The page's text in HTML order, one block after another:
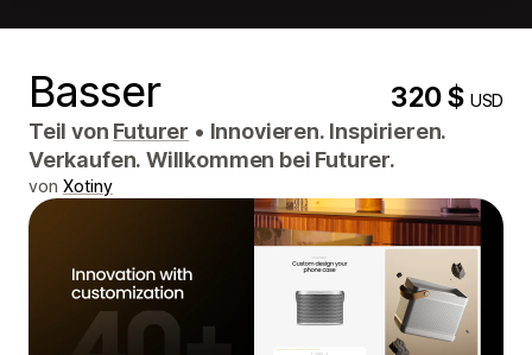
Basser 320 $USD
Teil von Futurer • Innovieren. Inspirieren.
Verkaufen. Willkommen bei Futurer.
von Xotiny